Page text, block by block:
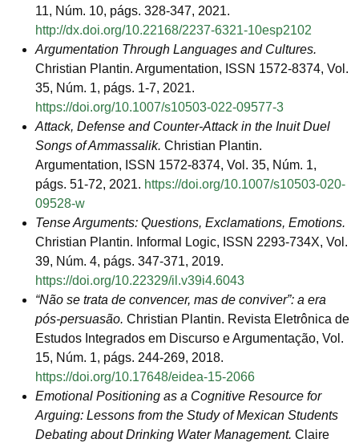
11, Núm. 10, págs. 328-347, 2021.
http://dx.doi.org/10.22168/2237-6321-10esp2102
Argumentation Through Languages and Cultures.
Christian Plantin. Argumentation, ISSN 1572-8374, Vol.
35, Núm. 1, págs. 1-7, 2021.
https://doi.org/10.1007/s10503-022-09577-3
Attack, Defense and Counter-Attack in the Inuit Duel
Songs of Ammassalik. Christian Plantin.
Argumentation, ISSN 1572-8374, Vol. 35, Núm. 1,
págs. 51-72, 2021. https://doi.org/10.1007/s10503-020-
09528-w
Tense Arguments: Questions, Exclamations, Emotions.
Christian Plantin. Informal Logic, ISSN 2293-734X, Vol.
39, Núm. 4, págs. 347-371, 2019.
https://doi.org/10.22329/il.v39i4.6043
“Não se trata de convencer, mas de conviver”: a era
pós-persuasão. Christian Plantin. Revista Eletrônica de
Estudos Integrados em Discurso e Argumentação, Vol.
15, Núm. 1, págs. 244-269, 2018.
https://doi.org/10.17648/eidea-15-2066
Emotional Positioning as a Cognitive Resource for
Arguing: Lessons from the Study of Mexican Students
Debating about Drinking Water Management. Claire